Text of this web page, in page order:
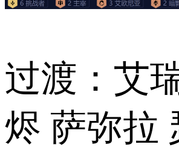
过渡：艾
烬 萨弥拉